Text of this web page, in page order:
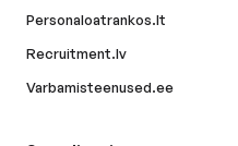
Personaloatrankos.lt
Recruitment.lv
Varbamisteenused.ee